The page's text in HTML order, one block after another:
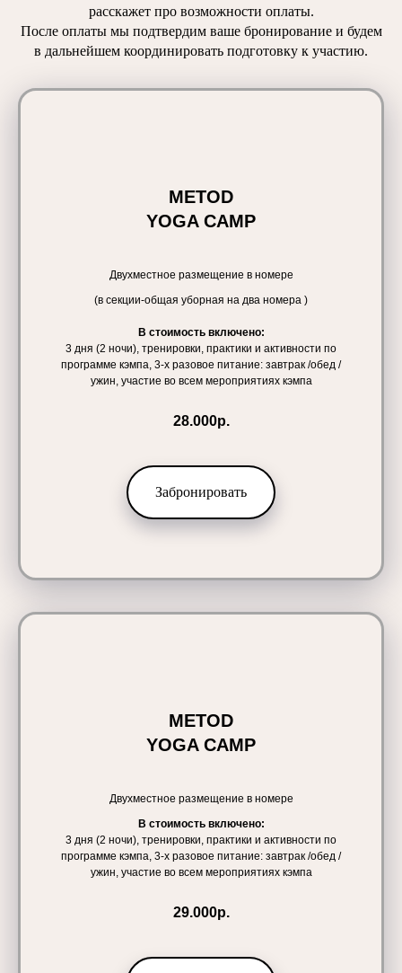
расскажет про возможности оплаты.
После оплаты мы подтвердим ваше бронирование и будем
в дальнейшем координировать подготовку к участию.
METOD
YOGA CAMP
Двухместное размещение в номере
(в секции-общая уборная на два номера )
В стоимость включено:
3 дня (2 ночи), тренировки, практики и активности по
программе кэмпа, 3-х разовое питание: завтрак /обед /
ужин, участие во всем мероприятиях кэмпа
28.000р.
Забронировать
METOD
YOGA CAMP
Двухместное размещение в номере
В стоимость включено:
3 дня (2 ночи), тренировки, практики и активности по
программе кэмпа, 3-х разовое питание: завтрак /обед /
ужин, участие во всем мероприятиях кэмпа
29.000р.